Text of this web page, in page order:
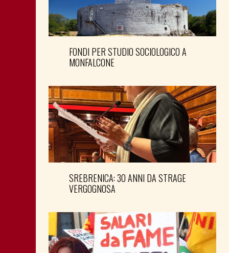
FONDI PER STUDIO SOCIOLOGICO A
MONFALCONE
SREBRENICA: 30 ANNI DA STRAGE
VERGOGNOSA